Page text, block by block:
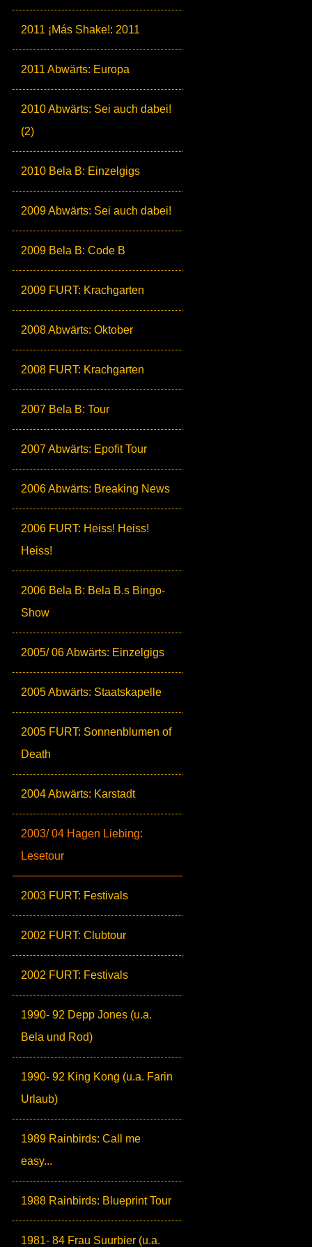
2011 ¡Más Shake!: 2011
2011 Abwärts: Europa
2010 Abwärts: Sei auch dabei!
(2)
2010 Bela B: Einzelgigs
2009 Abwärts: Sei auch dabei!
2009 Bela B: Code B
2009 FURT: Krachgarten
2008 Abwärts: Oktober
2008 FURT: Krachgarten
2007 Bela B: Tour
2007 Abwärts: Epofit Tour
2006 Abwärts: Breaking News
2006 FURT: Heiss! Heiss!
Heiss!
2006 Bela B: Bela B.s Bingo-
Show
2005/ 06 Abwärts: Einzelgigs
2005 Abwärts: Staatskapelle
2005 FURT: Sonnenblumen of
Death
2004 Abwärts: Karstadt
2003/ 04 Hagen Liebing:
Lesetour
2003 FURT: Festivals
2002 FURT: Clubtour
2002 FURT: Festivals
1990- 92 Depp Jones (u.a.
Bela und Rod)
1990- 92 King Kong (u.a. Farin
Urlaub)
1989 Rainbirds: Call me
easy...
1988 Rainbirds: Blueprint Tour
1981- 84 Frau Suurbier (u.a.